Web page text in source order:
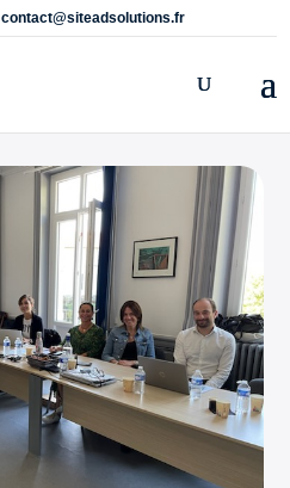
contact@siteadsolutions.fr